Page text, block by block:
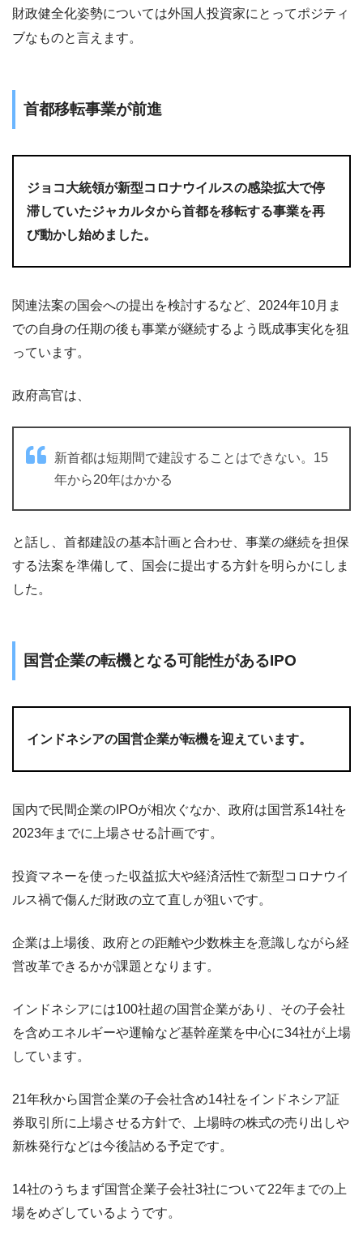
財政健全化姿勢については外国人投資家にとってポジティ
ブなものと言えます。
首都移転事業が前進
ジョコ大統領が新型コロナウイルスの感染拡大で停
滞していたジャカルタから首都を移転する事業を再
び動かし始めました。
関連法案の国会への提出を検討するなど、2024年10月ま
での自身の任期の後も事業が継続するよう既成事実化を狙
っています。
政府高官は、
新首都は短期間で建設することはできない。15
年から20年はかかる
と話し、首都建設の基本計画と合わせ、事業の継続を担保
する法案を準備して、国会に提出する方針を明らかにしま
した。
国営企業の転機となる可能性があるIPO
インドネシアの国営企業が転機を迎えています。
国内で民間企業のIPOが相次ぐなか、政府は国営系14社を
2023年までに上場させる計画です。
投資マネーを使った収益拡大や経済活性で新型コロナウイ
ルス禍で傷んだ財政の立て直しが狙いです。
企業は上場後、政府との距離や少数株主を意識しながら経
営改革できるかが課題となります。
インドネシアには100社超の国営企業があり、その子会社
を含めエネルギーや運輸など基幹産業を中心に34社が上場
しています。
21年秋から国営企業の子会社含め14社をインドネシア証
券取引所に上場させる方針で、上場時の株式の売り出しや
新株発行などは今後詰める予定です。
14社のうちまず国営企業子会社3社について22年までの上
場をめざしているようです。